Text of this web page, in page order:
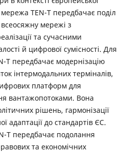
мережа TEN-T передбачає поділ
мережі з
та сучасними
й цифрової сумісності. Для
T передбачає модернізацію
інтермодальних терміналів,
платформ для
вантажопотоками. Вона
рішень, гармонізації
адаптації до стандартів ЄС.
T передбачає подолання
та економічних